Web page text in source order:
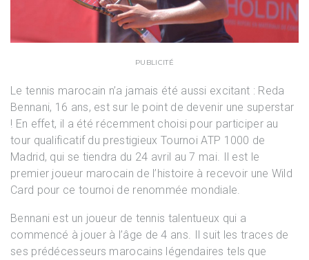
PUBLICITÉ
Le tennis marocain n’a jamais été aussi excitant : Reda
Bennani, 16 ans, est sur le point de devenir une superstar
! En effet, il a été récemment choisi pour participer au
tour qualificatif du prestigieux Tournoi ATP 1000 de
Madrid, qui se tiendra du 24 avril au 7 mai. Il est le
premier joueur marocain de l’histoire à recevoir une Wild
Card pour ce tournoi de renommée mondiale.
Bennani est un joueur de tennis talentueux qui a
commencé à jouer à l’âge de 4 ans. Il suit les traces de
ses prédécesseurs marocains légendaires tels que